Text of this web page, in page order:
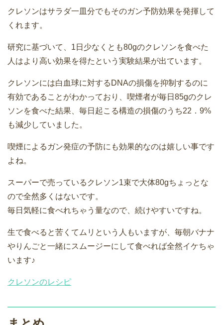
クレソンはサラダ一皿分でもそのガン予防効果を発揮して
くれます。
研究に基づいて、1日少なくとも80gのクレソンを食べた
人はより高い効果を得たという実験結果が出ています。
クレソンには白血球に対するDNAの損傷を抑制するのに
有効であることがわかっており、喫煙者が毎日85gのクレ
ソンを食べた結果、毎日起こる構造の損傷のうち22．9%
も減少していました。
喫煙によるガン発症の予防にも効果的なのは嬉しい事です
よね。
スーパーで売っているクレソン1束で大体80gちょっとな
ので全然多くはないです。
毎日気軽に食べれちゃう量なので、続けやすいですね。
生で食べると苦くてムリという人もいますが、毎朝バナナ
やりんごと一緒にスムージーにして食べれば全然イケちゃ
います♪
クレソンのレシピ